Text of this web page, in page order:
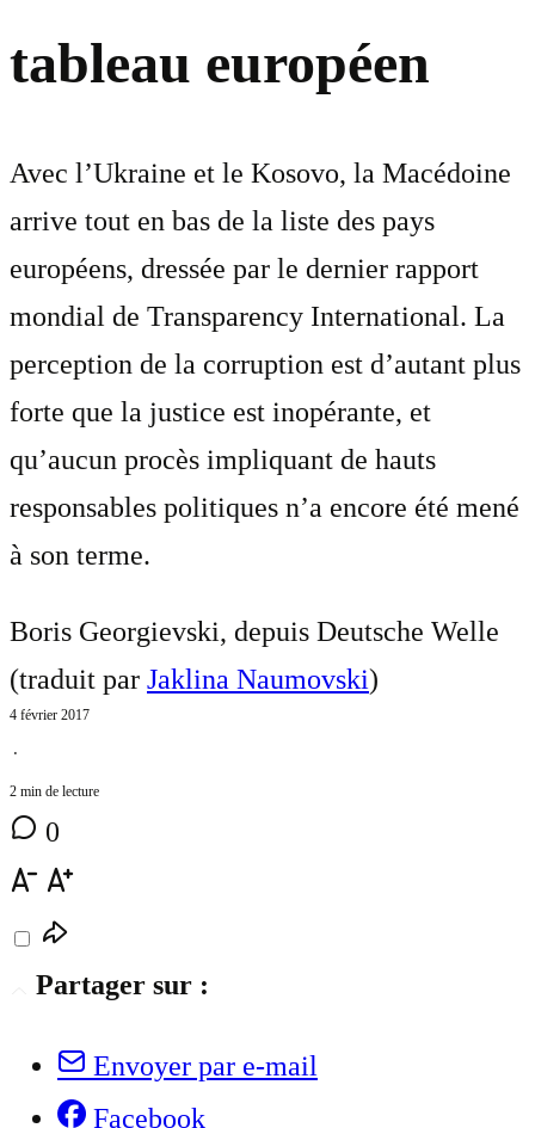
tableau européen
Avec l’Ukraine et le Kosovo, la Macédoine
arrive tout en bas de la liste des pays
européens, dressée par le dernier rapport
mondial de Transparency International. La
perception de la corruption est d’autant plus
forte que la justice est inopérante, et
qu’aucun procès impliquant de hauts
responsables politiques n’a encore été mené
à son terme.
Boris Georgievski, depuis Deutsche Welle
(traduit par Jaklina Naumovski)
4 février 2017
⋅
2 min de lecture
0
Partager sur :
Envoyer par e-mail
Facebook